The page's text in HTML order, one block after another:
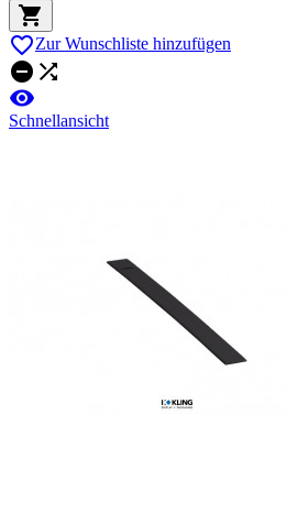

Zur Wunschliste hinzufügen
 

Schnellansicht